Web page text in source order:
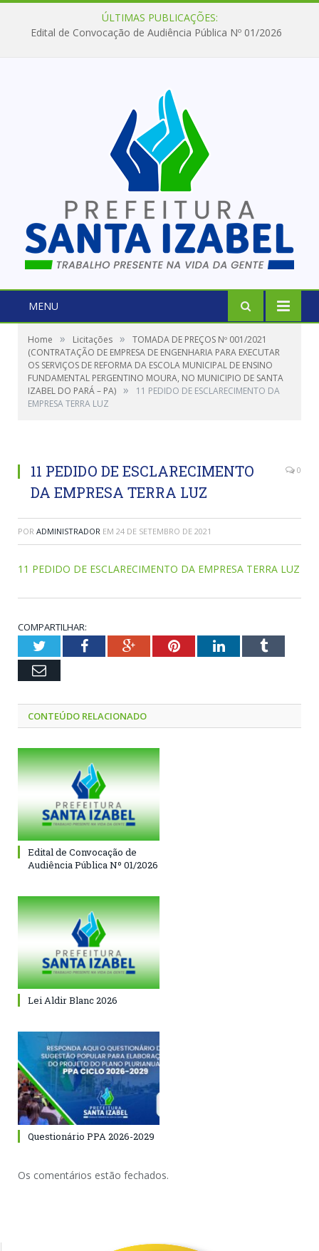
ÚLTIMAS PUBLICAÇÕES:
Edital de Convocação de Audiência Pública Nº 01/2026
MENU
Home » Licitações »
TOMADA DE PREÇOS Nº 001/2021
(CONTRATAÇÃO DE EMPRESA DE ENGENHARIA PARA EXECUTAR
OS SERVIÇOS DE REFORMA DA ESCOLA MUNICIPAL DE ENSINO
FUNDAMENTAL PERGENTINO MOURA, NO MUNICIPIO DE SANTA
IZABEL DO PARÁ – PA) »
11 PEDIDO DE ESCLARECIMENTO DA
EMPRESA TERRA LUZ
11 PEDIDO DE ESCLARECIMENTO
DA EMPRESA TERRA LUZ
0
POR ADMINISTRADOR EM 24 DE SETEMBRO DE 2021
11 PEDIDO DE ESCLARECIMENTO DA EMPRESA TERRA LUZ
COMPARTILHAR:
TwitterFacebookGoogle+PinterestLinkedInTumblr
Email
CONTEÚDO RELACIONADO
Edital de Convocação de
Audiência Pública Nº 01/2026
Lei Aldir Blanc 2026
Questionário PPA 2026-2029
Os comentários estão fechados.